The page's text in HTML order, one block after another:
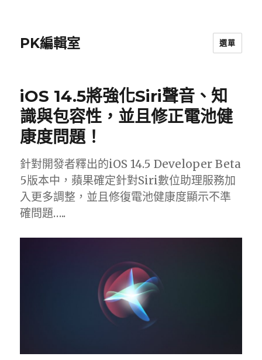
PK編輯室 選單
iOS 14.5將強化Siri聲音、知
識與包容性，並且修正電池健
康度問題！
針對開發者釋出的iOS 14.5 Developer Beta
5版本中，蘋果確定針對Siri數位助理服務加
入更多調整，並且修復電池健康度顯示不準
確問題…..